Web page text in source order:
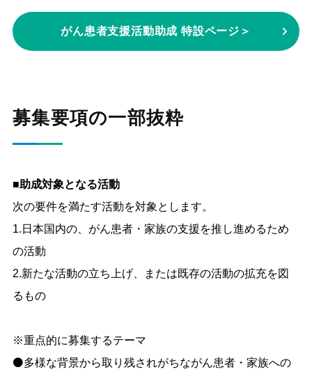
がん患者支援活動助成 特設ページ＞
募集要項の一部抜粋
■助成対象となる活動
次の要件を満たす活動を対象とします。
1.日本国内の、がん患者・家族の支援を推し進めるため
の活動
2.新たな活動の立ち上げ、または既存の活動の拡充を図
るもの
※重点的に募集するテーマ
⚫多様な背景から取り残されがちながん患者・家族への